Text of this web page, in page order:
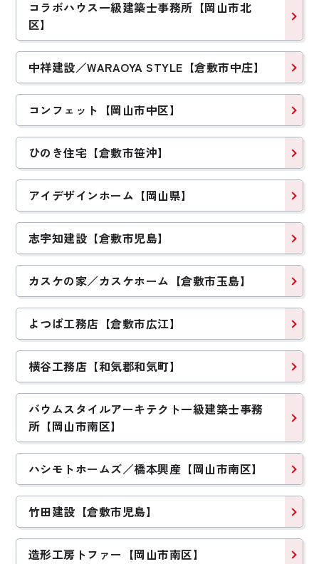
コラボハウス一級建築士事務所【岡山市北
区】
中祥建設／WARAOYA STYLE【倉敷市中庄】
コンフェット【岡山市中区】
ひのき住宅【倉敷市笹沖】
アイデザインホーム【岡山県】
志宇知建設【倉敷市児島】
カスケの家／カスケホーム【倉敷市玉島】
よつば工務店【倉敷市広江】
横谷工務店【和気郡和気町】
バウムスタイルアーキテクト一級建築士事務
所【岡山市南区】
ハシモトホームズ／橋本興産【岡山市南区】
竹田建設【倉敷市児島】
造形工房トファー【岡山市南区】